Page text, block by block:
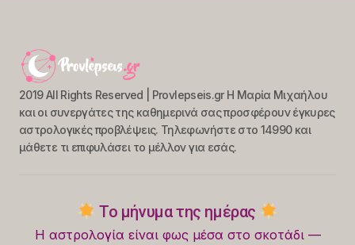
2019 All Rights Reserved | Provlepseis.gr Η Μαρία Μιχαήλου
και οι συνεργάτες της καθημερινά σας προσφέρουν έγκυρες
αστρολογικές προβλέψεις. Τηλεφωνήστε στο 14990 και
μάθετε τι επιφυλάσει το μέλλον για εσάς.
Το μήνυμα της ημέρας
Η αστρολογία είναι φως μέσα στο σκοτάδι —